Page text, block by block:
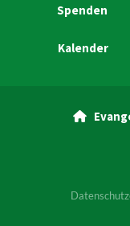
Spenden
Kalender
